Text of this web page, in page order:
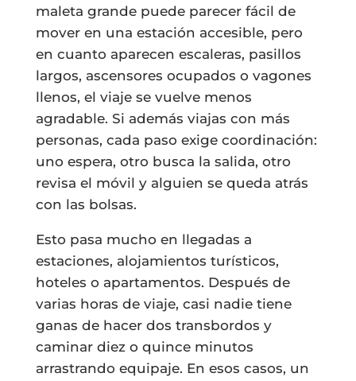
maleta grande puede parecer fácil de
mover en una estación accesible, pero
en cuanto aparecen escaleras, pasillos
largos, ascensores ocupados o vagones
llenos, el viaje se vuelve menos
agradable. Si además viajas con más
personas, cada paso exige coordinación:
uno espera, otro busca la salida, otro
revisa el móvil y alguien se queda atrás
con las bolsas.
Esto pasa mucho en llegadas a
estaciones, alojamientos turísticos,
hoteles o apartamentos. Después de
varias horas de viaje, casi nadie tiene
ganas de hacer dos transbordos y
caminar diez o quince minutos
arrastrando equipaje. En esos casos, un